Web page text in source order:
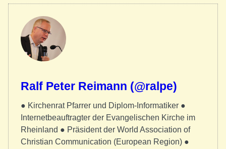
Ralf Peter Reimann (@ralpe)
● Kirchenrat Pfarrer und Diplom-Informatiker ●
Internetbeauftragter der Evangelischen Kirche im
Rheinland ● Präsident der World Association of
Christian Communication (European Region) ●